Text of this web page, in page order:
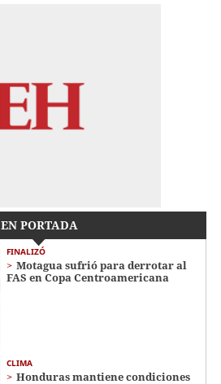
EN PORTADA
FINALIZÓ
Motagua sufrió para derrotar al
FAS en Copa Centroamericana
CLIMA
Honduras mantiene condiciones